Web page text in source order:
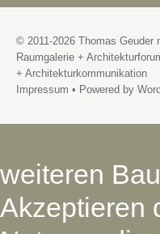
© 2011-2026 Thomas Geuder
Raumgalerie +
+ Architekturkommunikation
Impressum • Powered by
weiteren
Akzeptieren